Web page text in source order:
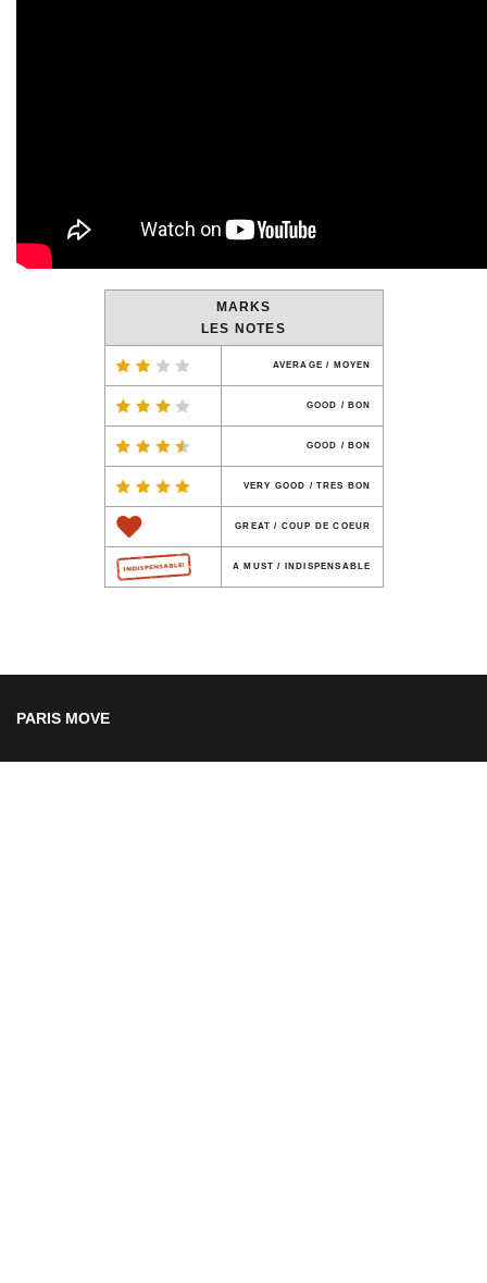
MARKS
LES NOTES
AVERAGE / MOYEN
GOOD / BON
GOOD / BON
VERY GOOD / TRES BON
GREAT / COUP DE COEUR
A MUST / INDISPENSABLE
PARIS MOVE